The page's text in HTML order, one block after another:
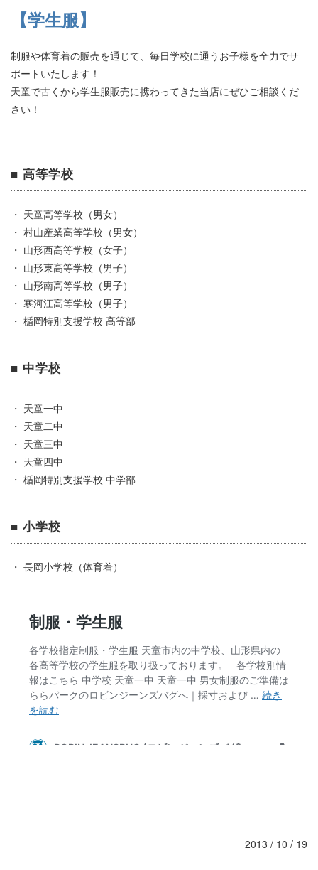
【学生服】
制服や体育着の販売を通じて、毎日学校に通うお子様を全力でサ
ポートいたします！
天童で古くから学生服販売に携わってきた当店にぜひご相談くだ
さい！
■ 高等学校
・ 天童高等学校（男女）
・ 村山産業高等学校（男女）
・ 山形西高等学校（女子）
・ 山形東高等学校（男子）
・ 山形南高等学校（男子）
・ 寒河江高等学校（男子）
・ 楯岡特別支援学校 高等部
■ 中学校
・ 天童一中
・ 天童二中
・ 天童三中
・ 天童四中
・ 楯岡特別支援学校 中学部
■ 小学校
・ 長岡小学校（体育着）
2013 / 10 / 19